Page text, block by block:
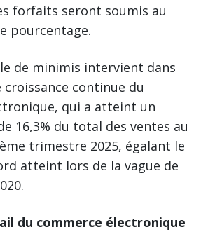
forfaits seront soumis au
pourcentage.
de minimis intervient dans
continue du
qui a atteint un
16,3% du total des ventes au
trimestre 2025, égalant le
atteint lors de la vague de
du commerce électronique